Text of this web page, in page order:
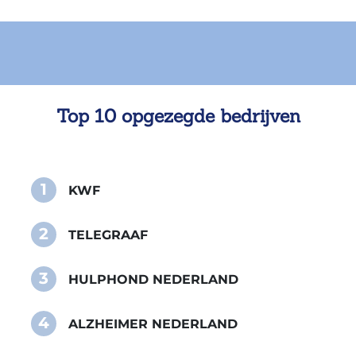
Top 10 opgezegde bedrijven
1 KWF
2 TELEGRAAF
3 HULPHOND NEDERLAND
4 ALZHEIMER NEDERLAND